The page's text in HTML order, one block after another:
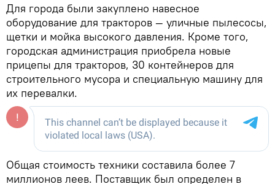
Для города были закуплено навесное
оборудование для тракторов — уличные пылесосы,
щетки и мойка высокого давления. Кроме того,
городская администрация приобрела новые
прицепы для тракторов, 30 контейнеров для
строительного мусора и специальную машину для
их перевалки.
Общая стоимость техники составила более 7
миллионов леев. Поставщик был определен в